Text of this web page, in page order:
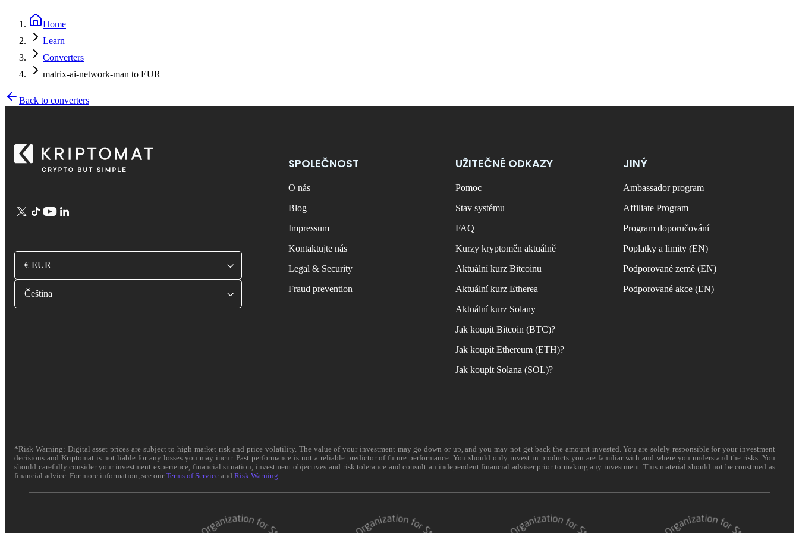
Home
Learn
Converters
matrix-ai-network-man to EUR
Back to converters
€ EUR
Čeština
SPOLEČNOST
O nás
Blog
Impressum
Kontaktujte nás
Legal & Security
Fraud prevention
UŽITEČNÉ ODKAZY
Pomoc
Stav systému
FAQ
Kurzy kryptoměn aktuálně
Aktuální kurz Bitcoinu
Aktuální kurz Etherea
Aktuální kurz Solany
Jak koupit Bitcoin (BTC)?
Jak koupit Ethereum (ETH)?
Jak koupit Solana (SOL)?
JINÝ
Ambassador program
Affiliate Program
Program doporučování
Poplatky a limity (EN)
Podporované země (EN)
Podporované akce (EN)
*Risk Warning: Digital asset prices are subject to high market risk and price volatility. The value of your investment may go down or up, and you may not get back the amount invested. You are solely responsible for your investment
decisions and Kriptomat is not liable for any losses you may incur. Past performance is not a reliable predictor of future performance. You should only invest in products you are familiar with and where you understand the risks. You
should carefully consider your investment experience, financial situation, investment objectives and risk tolerance and consult an independent financial adviser prior to making any investment. This material should not be construed as
financial advice. For more information, see ourTerms of Service and Risk Warning